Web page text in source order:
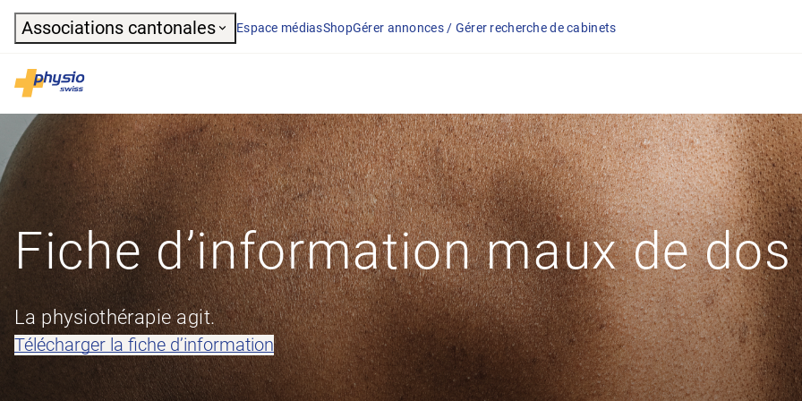
Header
Associations cantonales Espace médiasShopGérer annonces / Gérer recherche de cabinets
Physioswiss
Navigation principale
Fiche d’information maux de dos
La physiothérapie agit.
Télécharger la fiche d’information